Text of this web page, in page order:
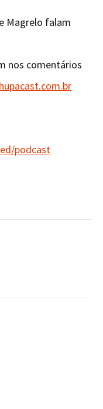
Magrelo falam
nos comentários
podcast